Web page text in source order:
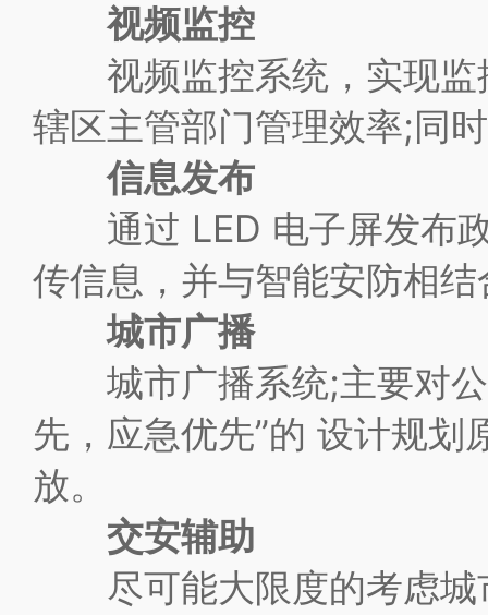
视频监控
视频监控系统，实现监
辖区主管部门管理效率;同
信息发布
通过 LED 电子屏发布政
传信息，并与智能安防相
城市广播
城市广播系统;主要对公
先，应急优先”的 设计规
放。
交安辅助
尽可能大限度的考虑城